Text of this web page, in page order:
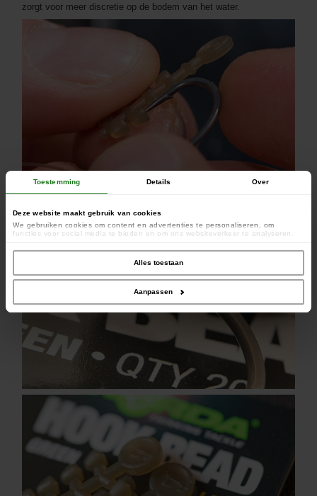
Toestemming Details Over
Deze website maakt gebruik van cookies
We gebruiken cookies om content en advertenties te personaliseren, om
functies voor social media te bieden en om ons websiteverkeer te analyseren.
social media, adverteren en analyse. Deze partners kunnen deze gegevens
combineren met andere informatie die u aan ze heeft verstrekt of die ze hebben
verzameld op basis van uw gebruik van hun services.
Alles toestaan
Aanpassen
zorgt voor meer discretie op de bodem van het water.